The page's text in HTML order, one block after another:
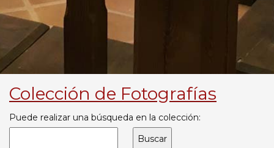
Colección de Fotografías
Puede realizar una búsqueda en la colección: